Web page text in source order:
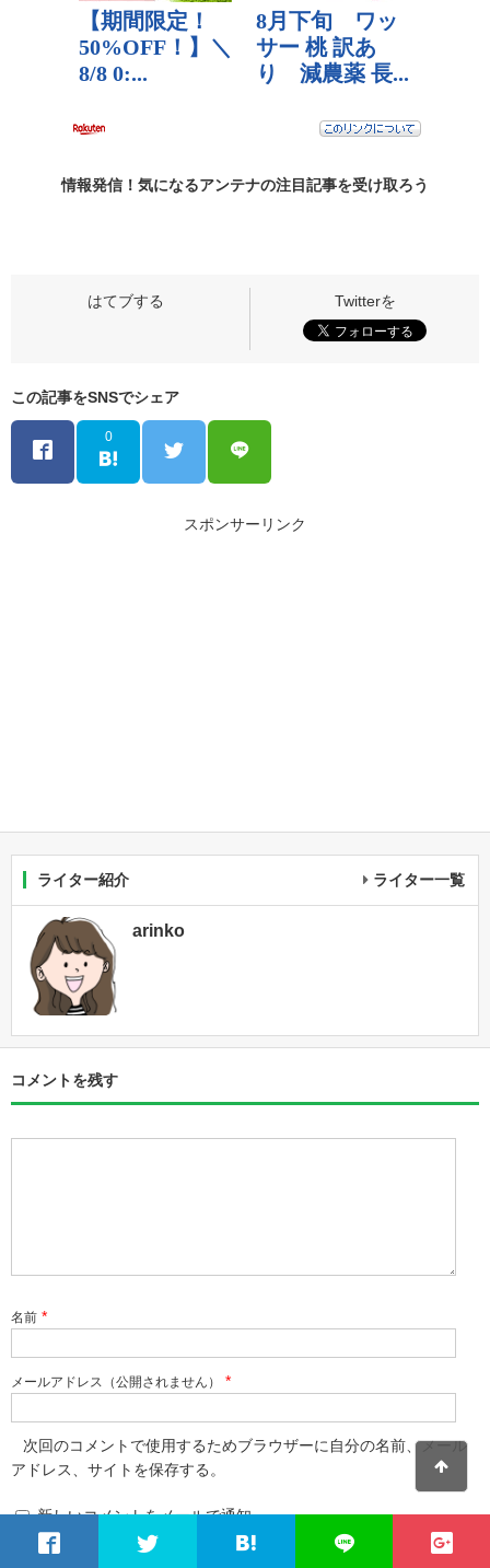
情報発信！気になるアンテナの注目記事を受け取ろう
この記事をSNSでシェア
0
スポンサーリンク
ライター紹介 ライター一覧
arinko
コメントを残す
名前 *
メールアドレス（公開されません） *
次回のコメントで使用するためブラウザーに自分の名前、メール
アドレス、サイトを保存する。
新しいコメントをメールで通知
新しい投稿をメールで受け取る